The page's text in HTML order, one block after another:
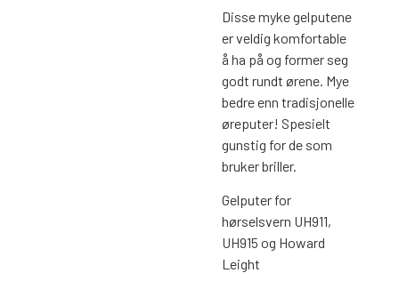
Disse myke gelputene
er veldig komfortable
å ha på og former seg
godt rundt ørene. Mye
bedre enn tradisjonelle
øreputer! Spesielt
gunstig for de som
bruker briller.
Gelputer for
hørselsvern UH911,
UH915 og Howard
Leight